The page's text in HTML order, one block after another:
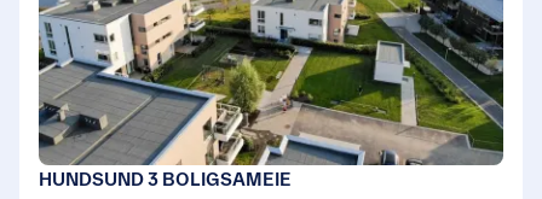
HUNDSUND 3 BOLIGSAMEIE